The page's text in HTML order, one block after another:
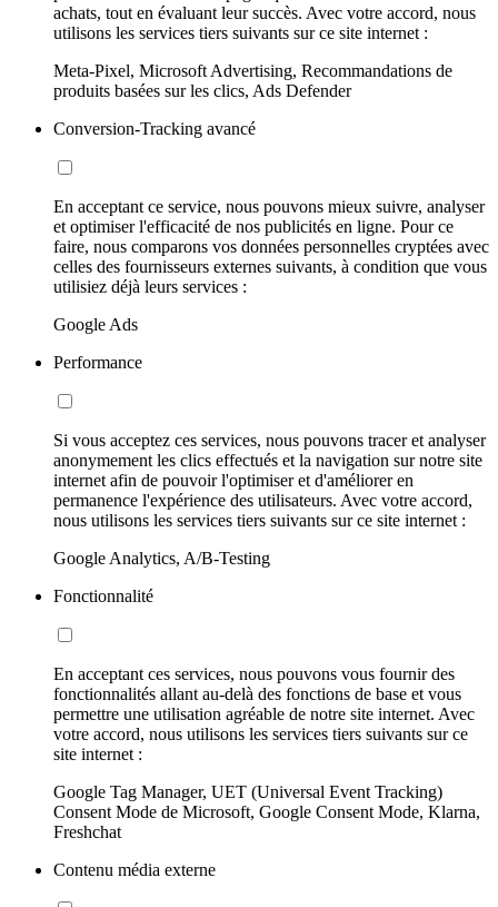
achats, tout en évaluant leur succès. Avec votre accord, nous
utilisons les services tiers suivants sur ce site internet :
Meta-Pixel, Microsoft Advertising, Recommandations de
produits basées sur les clics, Ads Defender
Conversion-Tracking avancé
En acceptant ce service, nous pouvons mieux suivre, analyser
et optimiser l'efficacité de nos publicités en ligne. Pour ce
faire, nous comparons vos données personnelles cryptées avec
celles des fournisseurs externes suivants, à condition que vous
utilisiez déjà leurs services :
Google Ads
Performance
Si vous acceptez ces services, nous pouvons tracer et analyser
anonymement les clics effectués et la navigation sur notre site
internet afin de pouvoir l'optimiser et d'améliorer en
permanence l'expérience des utilisateurs. Avec votre accord,
nous utilisons les services tiers suivants sur ce site internet :
Google Analytics, A/B-Testing
Fonctionnalité
En acceptant ces services, nous pouvons vous fournir des
fonctionnalités allant au-delà des fonctions de base et vous
permettre une utilisation agréable de notre site internet. Avec
votre accord, nous utilisons les services tiers suivants sur ce
site internet :
Google Tag Manager, UET (Universal Event Tracking)
Consent Mode de Microsoft, Google Consent Mode, Klarna,
Freshchat
Contenu média externe